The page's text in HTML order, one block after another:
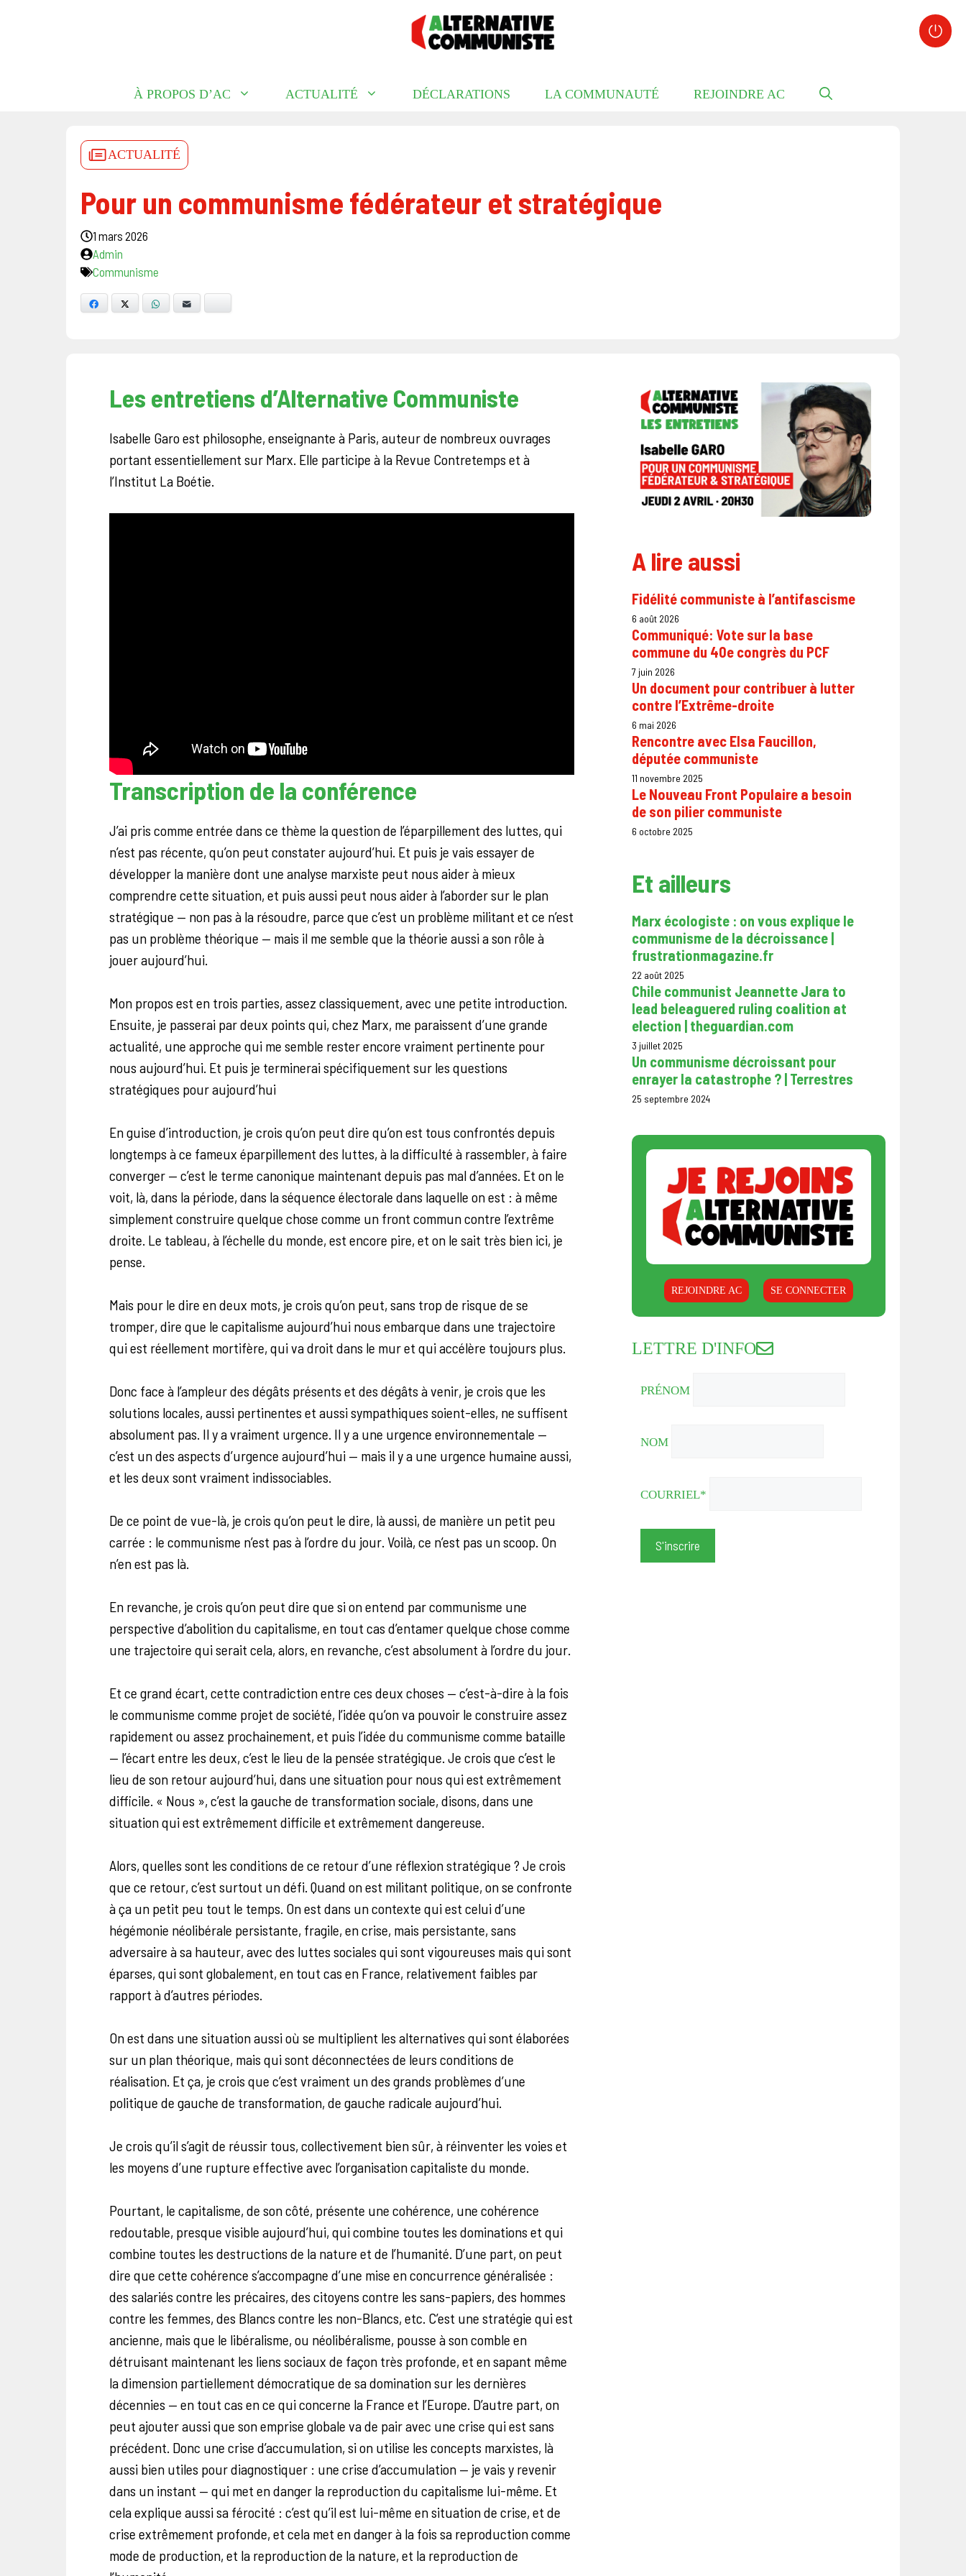
À PROPOS D’AC ACTUALITÉ DÉCLARATIONS LA COMMUNAUTÉ REJOINDRE AC
ACTUALITÉ
Pour un communisme fédérateur et stratégique
1 mars 2026
Admin
Communisme
Facebook WhatsApp
Les entretiens d’Alternative Communiste
Isabelle Garo est philosophe, enseignante à Paris, auteur de nombreux ouvrages
portant essentiellement sur Marx. Elle participe à la Revue Contretemps et à
l’Institut La Boétie.
Transcription de la conférence
J’ai pris comme entrée dans ce thème la question de l’éparpillement des luttes, qui
n’est pas récente, qu’on peut constater aujourd’hui. Et puis je vais essayer de
développer la manière dont une analyse marxiste peut nous aider à mieux
comprendre cette situation, et puis aussi peut nous aider à l’aborder sur le plan
stratégique — non pas à la résoudre, parce que c’est un problème militant et ce n’est
pas un problème théorique — mais il me semble que la théorie aussi a son rôle à
jouer aujourd’hui.
Mon propos est en trois parties, assez classiquement, avec une petite introduction.
Ensuite, je passerai par deux points qui, chez Marx, me paraissent d’une grande
actualité, une approche qui me semble rester encore vraiment pertinente pour
nous aujourd’hui. Et puis je terminerai spécifiquement sur les questions
stratégiques pour aujourd’hui
En guise d’introduction, je crois qu’on peut dire qu’on est tous confrontés depuis
longtemps à ce fameux éparpillement des luttes, à la difficulté à rassembler, à faire
converger — c’est le terme canonique maintenant depuis pas mal d’années. Et on le
voit, là, dans la période, dans la séquence électorale dans laquelle on est : à même
simplement construire quelque chose comme un front commun contre l’extrême
droite. Le tableau, à l’échelle du monde, est encore pire, et on le sait très bien ici, je
pense.
Mais pour le dire en deux mots, je crois qu’on peut, sans trop de risque de se
tromper, dire que le capitalisme aujourd’hui nous embarque dans une trajectoire
qui est réellement mortifère, qui va droit dans le mur et qui accélère toujours plus.
Donc face à l’ampleur des dégâts présents et des dégâts à venir, je crois que les
solutions locales, aussi pertinentes et aussi sympathiques soient-elles, ne suffisent
absolument pas. Il y a vraiment urgence. Il y a une urgence environnementale —
c’est un des aspects d’urgence aujourd’hui — mais il y a une urgence humaine aussi,
et les deux sont vraiment indissociables.
De ce point de vue-là, je crois qu’on peut le dire, là aussi, de manière un petit peu
carrée : le communisme n’est pas à l’ordre du jour. Voilà, ce n’est pas un scoop. On
n’en est pas là.
En revanche, je crois qu’on peut dire que si on entend par communisme une
perspective d’abolition du capitalisme, en tout cas d’entamer quelque chose comme
une trajectoire qui serait cela, alors, en revanche, c’est absolument à l’ordre du jour.
Et ce grand écart, cette contradiction entre ces deux choses — c’est-à-dire à la fois
le communisme comme projet de société, l’idée qu’on va pouvoir le construire assez
rapidement ou assez prochainement, et puis l’idée du communisme comme bataille
— l’écart entre les deux, c’est le lieu de la pensée stratégique. Je crois que c’est le
lieu de son retour aujourd’hui, dans une situation pour nous qui est extrêmement
difficile. « Nous », c’est la gauche de transformation sociale, disons, dans une
situation qui est extrêmement difficile et extrêmement dangereuse.
Alors, quelles sont les conditions de ce retour d’une réflexion stratégique ? Je crois
que ce retour, c’est surtout un défi. Quand on est militant politique, on se confronte
à ça un petit peu tout le temps. On est dans un contexte qui est celui d’une
hégémonie néolibérale persistante, fragile, en crise, mais persistante, sans
adversaire à sa hauteur, avec des luttes sociales qui sont vigoureuses mais qui sont
éparses, qui sont globalement, en tout cas en France, relativement faibles par
rapport à d’autres périodes.
On est dans une situation aussi où se multiplient les alternatives qui sont élaborées
sur un plan théorique, mais qui sont déconnectées de leurs conditions de
réalisation. Et ça, je crois que c’est vraiment un des grands problèmes d’une
politique de gauche de transformation, de gauche radicale aujourd’hui.
Je crois qu’il s’agit de réussir tous, collectivement bien sûr, à réinventer les voies et
les moyens d’une rupture effective avec l’organisation capitaliste du monde.
Pourtant, le capitalisme, de son côté, présente une cohérence, une cohérence
redoutable, presque visible aujourd’hui, qui combine toutes les dominations et qui
combine toutes les destructions de la nature et de l’humanité. D’une part, on peut
dire que cette cohérence s’accompagne d’une mise en concurrence généralisée :
des salariés contre les précaires, des citoyens contre les sans-papiers, des hommes
contre les femmes, des Blancs contre les non-Blancs, etc. C’est une stratégie qui est
ancienne, mais que le libéralisme, ou néolibéralisme, pousse à son comble en
détruisant maintenant les liens sociaux de façon très profonde, et en sapant même
la dimension partiellement démocratique de sa domination sur les dernières
décennies — en tout cas en ce qui concerne la France et l’Europe. D’autre part, on
peut ajouter aussi que son emprise globale va de pair avec une crise qui est sans
précédent. Donc une crise d’accumulation, si on utilise les concepts marxistes, là
aussi bien utiles pour diagnostiquer : une crise d’accumulation — je vais y revenir
dans un instant — qui met en danger la reproduction du capitalisme lui-même. Et
cela explique aussi sa férocité : c’est qu’il est lui-même en situation de crise, et de
crise extrêmement profonde, et cela met en danger à la fois sa reproduction comme
mode de production, et la reproduction de la nature, et la reproduction de
A lire aussi
Fidélité communiste à l’antifascisme
6 août 2026
Communiqué: Vote sur la base
commune du 40e congrès du PCF
7 juin 2026
Un document pour contribuer à lutter
contre l’Extrême-droite
6 mai 2026
Rencontre avec Elsa Faucillon,
députée communiste
11 novembre 2025
Le Nouveau Front Populaire a besoin
de son pilier communiste
6 octobre 2025
Et ailleurs
Marx écologiste : on vous explique le
communisme de la décroissance |
frustrationmagazine.fr
22 août 2025
Chile communist Jeannette Jara to
lead beleaguered ruling coalition at
election | theguardian.com
3 juillet 2025
Un communisme décroissant pour
enrayer la catastrophe ? | Terrestres
25 septembre 2024
REJOINDRE AC SE CONNECTER
LETTRE D'INFO
PRÉNOM
NOM
COURRIEL*